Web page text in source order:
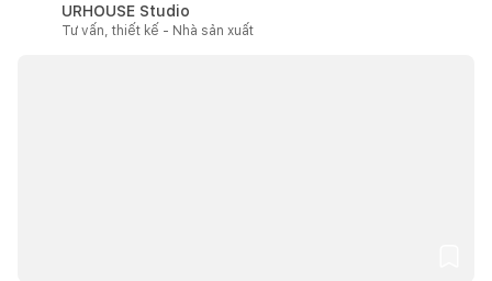
URHOUSE Studio
Tư vấn, thiết kế - Nhà sản xuất